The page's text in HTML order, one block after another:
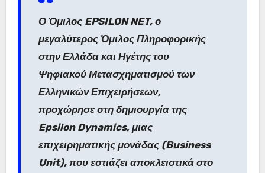
Ο Όμιλος EPSILON NET, ο
μεγαλύτερος Όμιλος Πληροφορικής
στην Ελλάδα και Ηγέτης του
Ψηφιακού Μετασχηματισμού των
Ελληνικών Επιχειρήσεων,
προχώρησε στη δημιουργία της
Epsilon Dynamics, μιας
επιχειρηματικής μονάδας (Business
Unit), που εστιάζει αποκλειστικά στο